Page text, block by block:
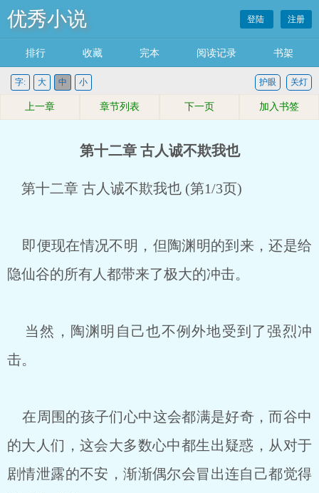
优秀小说 登陆 注册
排行 收藏 完本 阅读记录 书架
字: 大 中 小 关灯
护眼
上一章 章节列表 下一页 加入书签
第十二章 古人诚不欺我也
第十二章 古人诚不欺我也 (第1/3页)
即便现在情况不明，但陶渊明的到来，还是给
隐仙谷的所有人都带来了极大的冲击。
当然，陶渊明自己也不例外地受到了强烈冲
击。
在周围的孩子们心中这会都满是好奇，而谷中
的大人们，这会大多数心中都生出疑惑，从对于
剧情泄露的不安，渐渐偶尔会冒出连自己都觉得